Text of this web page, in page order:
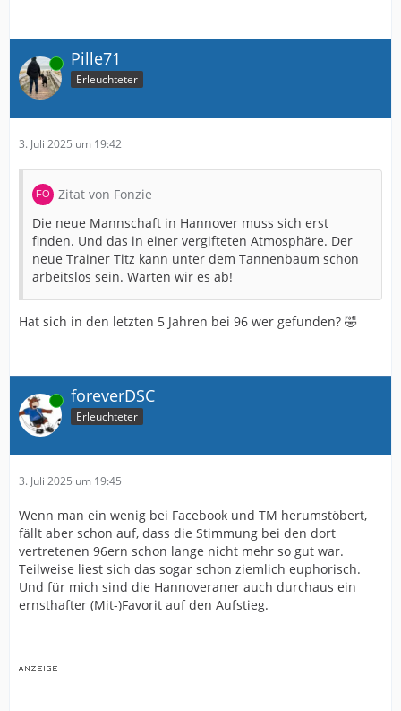
Online Pille71
Erleuchteter
3. Juli 2025 um 19:42
Zitat von Fonzie
Die neue Mannschaft in Hannover muss sich erst
finden. Und das in einer vergifteten Atmosphäre. Der
neue Trainer Titz kann unter dem Tannenbaum schon
arbeitslos sein. Warten wir es ab!
Hat sich in den letzten 5 Jahren bei 96 wer gefunden? 🤣
Online foreverDSC
Erleuchteter
3. Juli 2025 um 19:45
Wenn man ein wenig bei Facebook und TM herumstöbert,
fällt aber schon auf, dass die Stimmung bei den dort
vertretenen 96ern schon lange nicht mehr so gut war.
Teilweise liest sich das sogar schon ziemlich euphorisch.
Und für mich sind die Hannoveraner auch durchaus ein
ernsthafter (Mit-)Favorit auf den Aufstieg.